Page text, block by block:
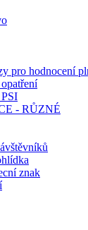
pro hodnocení
- RŮZNÉ
znak